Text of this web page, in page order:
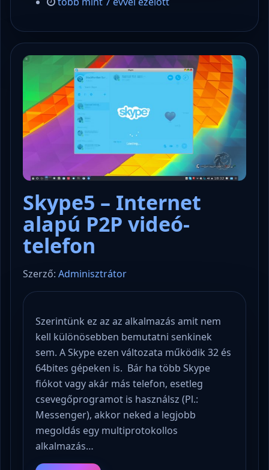
Skype5 – Internet
alapú P2P videó-
telefon
Szerző: Adminisztrátor
Szerintünk ez az az alkalmazás amit nem
kell különösebben bemutatni senkinek
sem. A Skype ezen változata működik 32 és
64bites gépeken is. Bár ha több Skype
fiókot vagy akár más telefon, esetleg
csevegőprogramot is használsz (Pl.:
Messenger), akkor neked a legjobb
megoldás egy multiprotokollos
alkalmazás…